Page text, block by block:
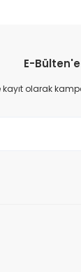
bulunuyor.
E-
kayıt olarak